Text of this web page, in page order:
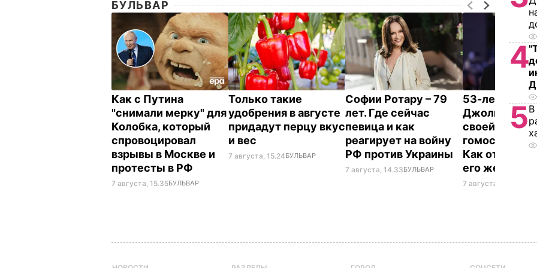
БУЛЬВАР
Как с Путина
"снимали мерку" для
Колобка, который
спровоцировал
взрывы в Москве и
протесты в РФ
7 августа, 15.35БУЛЬВАР
Только такие
удобрения в августе
придадут перцу вкус
и вес
7 августа, 15.24БУЛЬВАР
Софии Ротару – 79
лет. Где сейчас
певица и как
реагирует на войну
РФ против Украины
7 августа, 14.33БУЛЬВАР
53-летний
Джоли
своей
Как
его жена
7 августа, 14.28
4
5В